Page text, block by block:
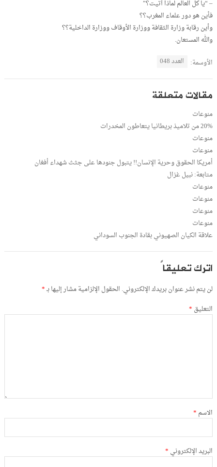
– “يا كل العالم لماذا أتيت؟”
فأين هو دور علماء المغرب؟؟
وأين رقابة وزارة الثقافة ووزارة الأوقاف ووزارة الداخلية؟؟
والله المستعان.
الأوسمة: العدد 048
مقالات متعلقة
منوعات
20% من تلاميذ بريطانيا يتعاطون المخدرات
منوعات
منوعات
أمريكا الحقوق وحرية الإنسان!! يتبول جنودها على جثث شهداء أفغان
متابعة: نبيل غزال
منوعات
منوعات
منوعات
منوعات
علاقة الكيان الصهيوني بقادة الجنوب السوداني
اترك تعليقاً
لن يتم نشر عنوان بريدك الإلكتروني. الحقول الإلزامية مشار إليها بـ*
التعليق *
الاسم *
البريد الإلكتروني *